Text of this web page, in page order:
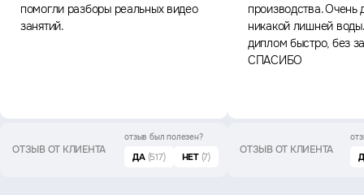
помогли разборы реальных видео
занятий.
ОТЗЫВ ОТ КЛИЕНТА
отзыв был полезен?
ДА (517) НЕТ (7)
производства. Очень
никакой лишней
диплом быстро, без
СПАСИБО
ОТЗЫВ ОТ КЛИЕНТА